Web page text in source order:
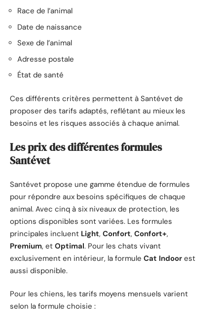
Race de l’animal
Date de naissance
Sexe de l’animal
Adresse postale
État de santé
Ces différents critères permettent à Santévet de
proposer des tarifs adaptés, reflétant au mieux les
besoins et les risques associés à chaque animal.
Les prix des différentes formules
Santévet
Santévet propose une gamme étendue de formules
pour répondre aux besoins spécifiques de chaque
animal. Avec cinq à six niveaux de protection, les
options disponibles sont variées. Les formules
principales incluent Light, Confort, Confort+,
Premium, et Optimal. Pour les chats vivant
exclusivement en intérieur, la formule Cat Indoor est
aussi disponible.
Pour les chiens, les tarifs moyens mensuels varient
selon la formule choisie :